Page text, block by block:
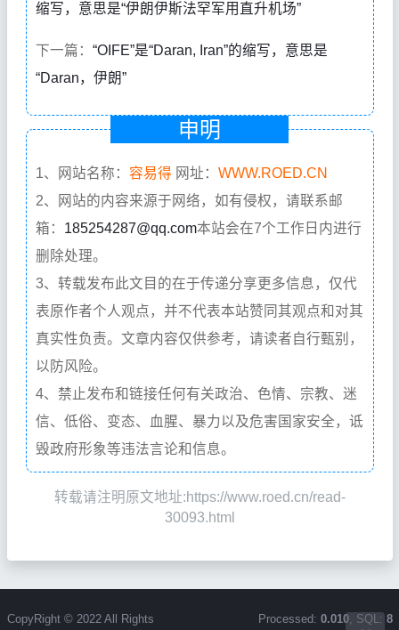
缩写，意思是“伊朗伊斯法罕军用直升机场”
下一篇： “OIFE”是“Daran, Iran”的缩写，意思是
“Daran，伊朗”
申明
1、网站名称： 容易得 网址： WWW.ROED.CN
2、网站的内容来源于网络，如有侵权，请联系邮
箱： 185254287@qq.com本站会在7个工作日内进行
删除处理。
3、转载发布此文目的在于传递分享更多信息，仅代
表原作者个人观点，并不代表本站赞同其观点和对其
真实性负责。文章内容仅供参考，请读者自行甄别，
以防风险。
4、禁止发布和链接任何有关政治、色情、宗教、迷
信、低俗、变态、血腥、暴力以及危害国家安全，诋
毁政府形象等违法言论和信息。
转载请注明原文地址:https://www.roed.cn/read-
30093.html
CopyRight © 2022 All Rights
Processed: 0.010, SQL: 8